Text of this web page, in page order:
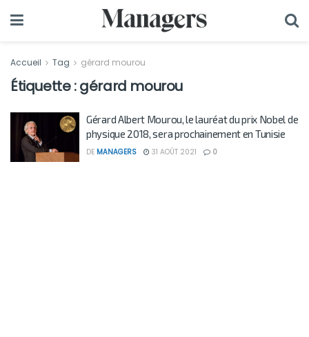
Accueil Tag gérard mourou
Étiquette :gérard mourou
Gérard Albert Mourou, le lauréat du prix Nobel de
physique 2018, sera prochainement en Tunisie
DE MANAGERS 31 AOÛT 2021 0